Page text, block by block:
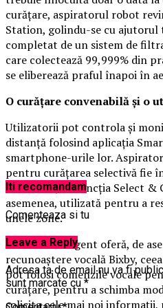
curățare, aspiratorul robot
Station, golindu-se cu ajutorul
completat de un sistem de
care colectează 99,999% din
se eliberează praful înapoi în
O curățare convenabilă și o
Utilizatorii pot controla și
distanță folosind aplicația
smartphone-urile lor.
pentru curățarea selectivă fie
mai multe, cu funcția Select &
asemenea, utilizată pentru a
unele zone.
Robotul inteligent oferă, de
recunoaștere vocală Bixby,
pot folosi comenzile vocale
curățare, pentru a schimba
solicita cele mai noi
Iti recomandam
Comenteaza si tu
Leave a Reply
Adresa ta de email nu va fi
sunt marcate cu*